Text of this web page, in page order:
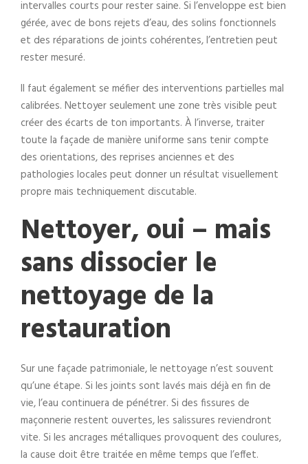
intervalles courts pour rester saine. Si l’enveloppe est bien
gérée, avec de bons rejets d’eau, des solins fonctionnels
et des réparations de joints cohérentes, l’entretien peut
rester mesuré.
Il faut également se méfier des interventions partielles mal
calibrées. Nettoyer seulement une zone très visible peut
créer des écarts de ton importants. À l’inverse, traiter
toute la façade de manière uniforme sans tenir compte
des orientations, des reprises anciennes et des
pathologies locales peut donner un résultat visuellement
propre mais techniquement discutable.
Nettoyer, oui – mais
sans dissocier le
nettoyage de la
restauration
Sur une façade patrimoniale, le nettoyage n’est souvent
qu’une étape. Si les joints sont lavés mais déjà en fin de
vie, l’eau continuera de pénétrer. Si des fissures de
maçonnerie restent ouvertes, les salissures reviendront
vite. Si les ancrages métalliques provoquent des coulures,
la cause doit être traitée en même temps que l’effet.